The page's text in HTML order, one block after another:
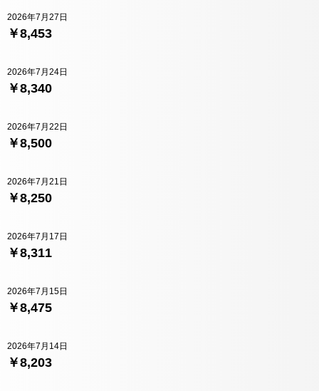
￥8,453
2026年7月27日
￥8,340
2026年7月24日
￥8,500
2026年7月22日
￥8,250
2026年7月21日
￥8,311
2026年7月17日
￥8,475
2026年7月15日
￥8,203
2026年7月14日